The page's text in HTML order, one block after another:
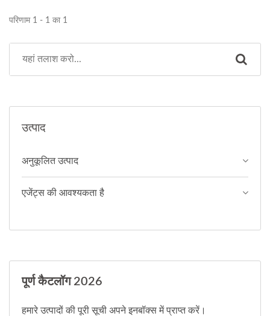
परिणाम 1 - 1 का 1
उत्पाद
अनुकूलित उत्पाद
एजेंट्स की आवश्यकता है
पूर्ण कैटलॉग 2026
हमारे उत्पादों की पूरी सूची अपने इनबॉक्स में प्राप्त करें।